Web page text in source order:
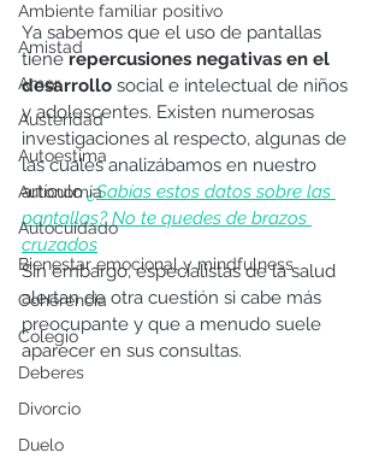
Ambiente familiar positivo
Amistad
Amor
Austeridad
Autoestima
Autonomía
Autocuidado
Bienestar emocional y mindfulness
Coherencia
Colegio
Deberes
Divorcio
Duelo
Ya sabemos que el uso de pantallas
tiene repercusiones negativas en el
desarrollo social e intelectual de niños
y adolescentes. Existen numerosas
investigaciones al respecto, algunas de
las cuales analizábamos en nuestro
artículo ¿Sabías estos datos sobre las
pantallas? No te quedes de brazos
cruzados
Sin embargo, especialistas de la salud
alertan de otra cuestión si cabe más
preocupante y que a menudo suele
aparecer en sus consultas.